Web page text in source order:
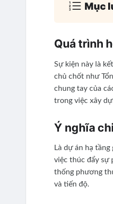
Mục
Quá trình
Sự kiện này là
chủ chốt như
chung tay của
trong việc xây
Ý nghĩa
Là dự án hạ
việc thúc đẩy sự
thống phương
và tiến độ.